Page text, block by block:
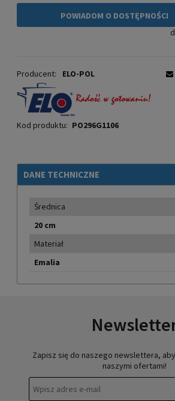
POWIADOM O DOSTĘPNOŚCI
Producent: ELO-POL
Kod produktu: PO296G1106
DANE TECHNICZNE
Średnica
20 cm
Materiał
Emalia
Zapisz się do naszego newslettera,
naszymi ofertami!